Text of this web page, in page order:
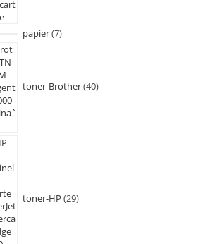
papier 7
toner-Brother 40
toner-HP 29